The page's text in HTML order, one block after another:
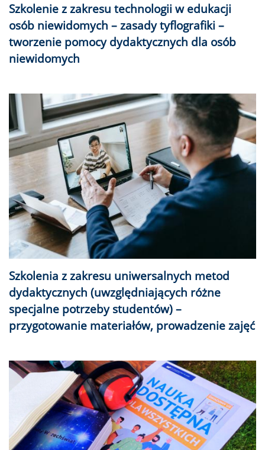
Szkolenie z zakresu technologii w edukacji
osób niewidomych – zasady tyflografiki –
tworzenie pomocy dydaktycznych dla osób
niewidomych
Szkolenia z zakresu uniwersalnych metod
dydaktycznych (uwzględniających różne
specjalne potrzeby studentów) –
przygotowanie materiałów, prowadzenie zajęć